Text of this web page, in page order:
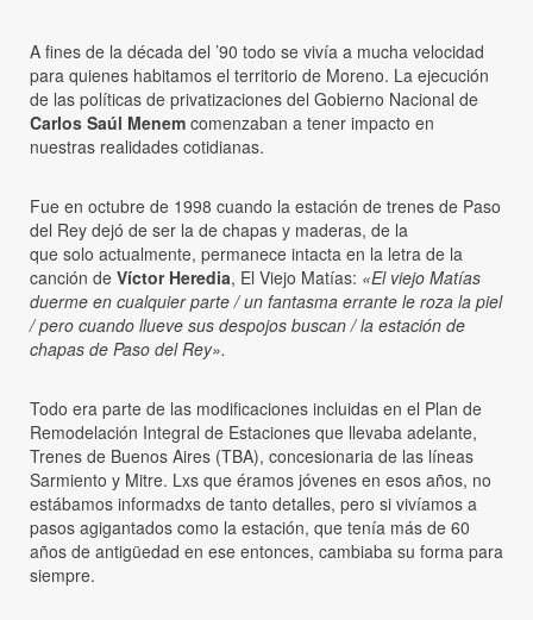
A fines de la década del ’90 todo se vivía a mucha velocidad
para quienes habitamos el territorio de Moreno. La ejecución
de las políticas de privatizaciones del Gobierno Nacional de
Carlos Saúl Menem comenzaban a tener impacto en
nuestras realidades cotidianas.
Fue en octubre de 1998 cuando la estación de trenes de Paso
del Rey dejó de ser la de chapas y maderas, de la
que solo actualmente, permanece intacta en la letra de la
canción de Víctor Heredia, El Viejo Matías: «El viejo Matías
duerme en cualquier parte / un fantasma errante le roza la piel
/ pero cuando llueve sus despojos buscan / la estación de
chapas de Paso del Rey».
Todo era parte de las modificaciones incluidas en el Plan de
Remodelación Integral de Estaciones que llevaba adelante,
Trenes de Buenos Aires (TBA), concesionaria de las líneas
Sarmiento y Mitre. Lxs que éramos jóvenes en esos años, no
estábamos informadxs de tanto detalles, pero si vivíamos a
pasos agigantados como la estación, que tenía más de 60
años de antigüedad en ese entonces, cambiaba su forma para
siempre.